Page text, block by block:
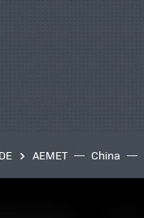
AEMET China